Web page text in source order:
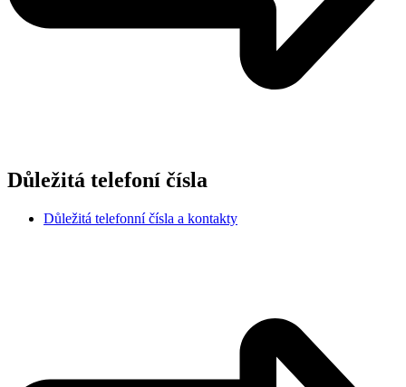
Důležitá telefoní čísla
Důležitá telefonní čísla a kontakty